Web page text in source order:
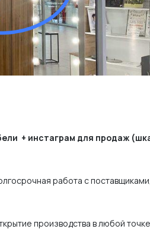
+ инстаграм для продаж
работа с
производства в любой точке.